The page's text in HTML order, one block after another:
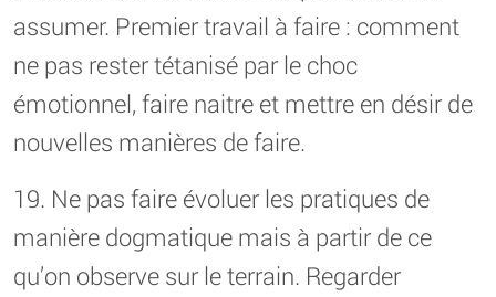
assumer. Premier travail à faire : comment
ne pas rester tétanisé par le choc
émotionnel, faire naitre et mettre en désir de
nouvelles manières de faire.
19. Ne pas faire évoluer les pratiques de
manière dogmatique mais à partir de ce
qu’on observe sur le terrain. Regarder